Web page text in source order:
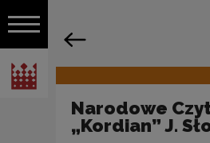
Open navigation
National Centre for Culture Poland
Navigation
Narodowe
„Kordian” J.